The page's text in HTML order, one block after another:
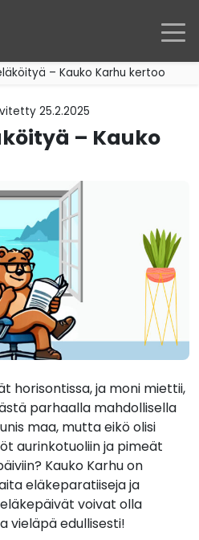
– Kauko Karhu kertoo
25.2.2025
– Kauko
horisontissa, ja moni miettii,
parhaalla mahdollisella
maa, mutta eikö olisi
aurinkotuoliin ja pimeät
Kauko Karhu on
eläkeparatiiseja ja
voivat olla
vieläpä edullisesti!